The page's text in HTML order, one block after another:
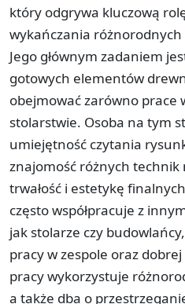
który odgrywa kluczową
wykańczania
Jego głównym zadaniem
gotowych elementów
obejmować zarówno prace
stolarstwie. Osoba na tym
umiejętność czytania
znajomość różnych
trwałość i estetykę
często współpracuje z
jak stolarze czy
pracy w zespole oraz
pracy wykorzystuje
a także dba o